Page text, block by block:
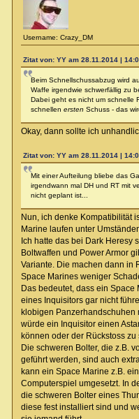
Username: Crazy_DM
Zitat von: YY am 28.11.2014 |
Beim Schnellschussabzug wird
Waffe irgendwie schwerfällig zu
Dabei geht es nicht um schnelle
schnellen ersten Schuss - das
Okay, dann sollte ich
Zitat von: YY am 28.11.2014 |
Mit einer Aufteilung bliebe das
irgendwann mal DH und RT mit
nicht geplant ist...
Nun, ich denke Kompatibilität
Marine laufen unter
Ich hatte das bei Dark Heresy
Boltwaffen und Power Armor
Variante. Die machen dann in
Space Marines weniger
Das bedeutet, dass ein
eines Inquisitors gar nicht
klobigen
würde ein Inquisitor einen
können oder der Rückstoss
Die schweren Bolter, die z.B.
geführt werden, sind auch
kann ein Space Marine z.B.
Computerspiel umgesetzt. In
die schweren Bolter eines
diese fest installiert sind und